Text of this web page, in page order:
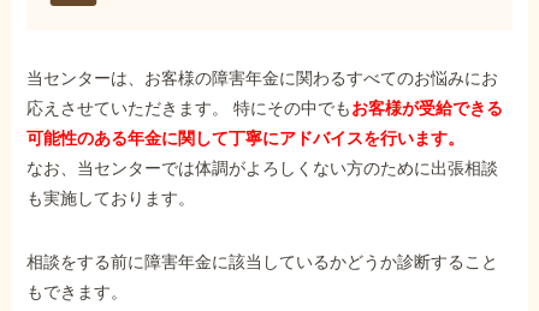
当センターは、お客様の障害年金に関わるすべてのお悩みにお
応えさせていただきます。 特にその中でもお客様が受給できる
可能性のある年金に関して丁寧にアドバイスを行います。
なお、当センターでは体調がよろしくない方のために出張相談
も実施しております。
相談をする前に障害年金に該当しているかどうか診断すること
もできます。